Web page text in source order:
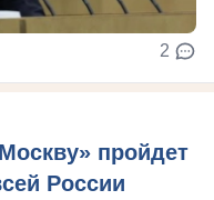
2
пройдет
России